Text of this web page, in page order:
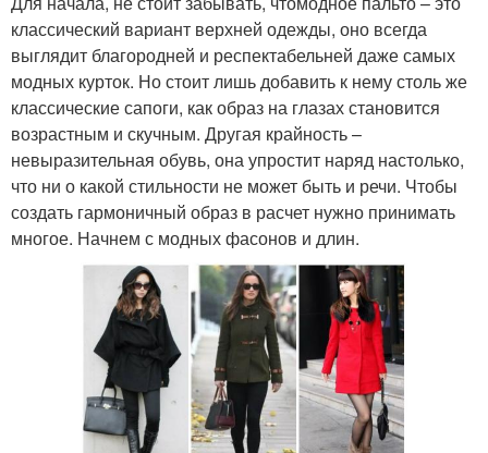
классический вариант верхней одежды, оно всегда
выглядит благородней и респектабельней даже самых
модных курток. Но стоит лишь добавить к нему столь же
классические сапоги, как образ на глазах становится
возрастным и скучным. Другая крайность –
невыразительная обувь, она упростит наряд настолько,
что ни о какой стильности не может быть и речи. Чтобы
создать гармоничный образ в расчет нужно принимать
многое. Начнем с модных фасонов и длин.